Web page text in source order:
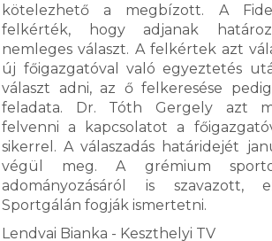
kötelezhető a megbízott. A
felkérték, hogy adjanak
nemleges választ. A felkértek azt
új főigazgatóval való egyeztetés
választ adni, az ő felkeresése
feladata. Dr. Tóth Gergely azt
felvenni a kapcsolatot a
sikerrel. A válaszadás határidejét
végül meg. A grémium
adományozásáról is
Sportgálán fogják ismertetni.
Lendvai Bianka - Keszthelyi TV